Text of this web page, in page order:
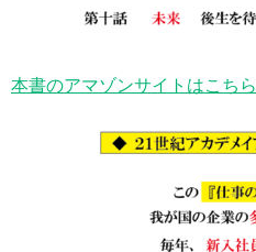
本書のアマゾンサイトはこちら